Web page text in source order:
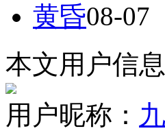
黄昏08-07
本文用户信息
用户昵称：